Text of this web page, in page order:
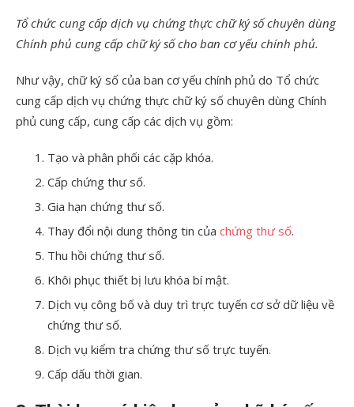
Tổ chức cung cấp dịch vụ chứng thực chữ ký số chuyên dùng
Chính phủ cung cấp chữ ký số cho ban cơ yếu chính phủ.
Như vậy, chữ ký số của ban cơ yếu chính phủ do Tổ chức
cung cấp dịch vụ chứng thực chữ ký số chuyên dùng Chính
phủ cung cấp, cung cấp các dịch vụ gồm:
Tạo và phân phối các cặp khóa.
Cấp chứng thư số.
Gia hạn chứng thư số.
Thay đổi nội dung thông tin của chứng thư số.
Thu hồi chứng thư số.
Khôi phục thiết bị lưu khóa bí mật.
Dịch vụ công bố và duy trì trực tuyến cơ sở dữ liệu về
chứng thư số.
Dịch vụ kiểm tra chứng thư số trực tuyến.
Cấp dấu thời gian.